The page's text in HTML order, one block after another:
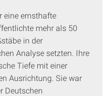
eine ernsthafte
mehr als 50
in der
Analyse setzten. Ihre
Tiefe mit einer
Ausrichtung. Sie war
Deutschen